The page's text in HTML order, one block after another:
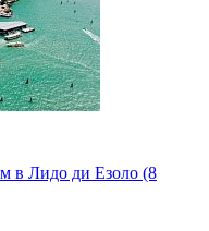
в Лидо ди Езоло (8